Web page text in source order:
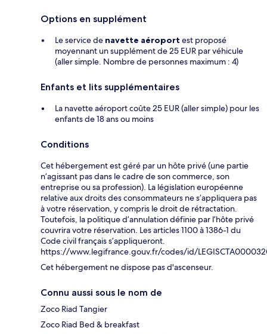
Options en supplément
Le service de navette aéroport est proposé
moyennant un supplément de 25 EUR par véhicule
(aller simple. Nombre de personnes maximum : 4)
Enfants et lits supplémentaires
La navette aéroport coûte 25 EUR (aller simple) pour les
enfants de 18 ans ou moins
Conditions
Cet hébergement est géré par un hôte privé (une partie
n’agissant pas dans le cadre de son commerce, son
entreprise ou sa profession). La législation européenne
relative aux droits des consommateurs ne s’appliquera pas
à votre réservation, y compris le droit de rétractation.
Toutefois, la politique d’annulation définie par l’hôte privé
couvrira votre réservation. Les articles 1100 à 1386-1 du
Code civil français s’appliqueront.
https://www.legifrance.gouv.fr/codes/id/
Cet hébergement ne dispose pas d'ascenseur.
Connu aussi sous le nom de
Zoco Riad Tangier
Zoco Riad Bed & breakfast